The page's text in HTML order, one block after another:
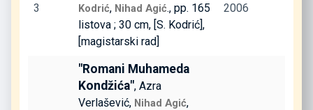
3
Kodrić, Nihad Agić., pp. 165
listova ; 30 cm, [S. Kodrić],
[magistarski rad]
2006
"Romani Muhameda
Kondžića", Azra
Verlašević, Nihad Agić,